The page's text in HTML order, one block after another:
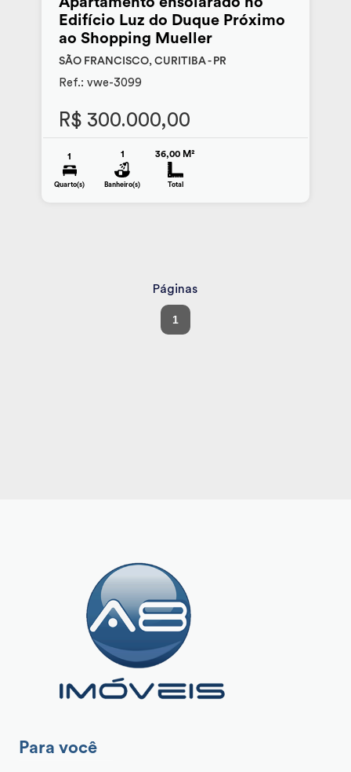
Edifício Luz do Duque Próximo
ao Shopping Mueller
SÃO FRANCISCO, CURITIBA - PR
Ref.: vwe-3099
R$ 300.000,00
1
Quarto(s)
1
Banheiro(s)
36,00 M²
Total
Páginas
1
Para você